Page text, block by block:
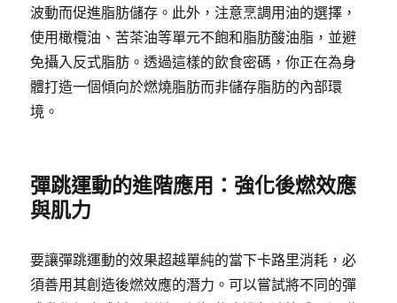
波動而促進脂肪儲存。此外，注意烹調用油的選擇，
使用橄欖油、苦茶油等單元不飽和脂肪酸油脂，並避
免攝入反式脂肪。透過這樣的飲食密碼，你正在為身
體打造一個傾向於燃燒脂肪而非儲存脂肪的內部環
境。
彈跳運動的進階應用：強化後燃效應
與肌力
要讓彈跳運動的效果超越單純的當下卡路里消耗，必
須善用其創造後燃效應的潛力。可以嘗試將不同的彈